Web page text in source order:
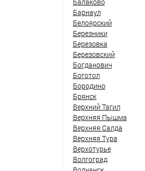
Балаково
Барнаул
Белоярский
Березники
Березовка
Березовский
Богданович
Боготол
Бородино
Брянск
Верхний Тагил
Верхняя Пышма
Верхняя Салда
Верхняя Тура
Верхотурье
Волгоград